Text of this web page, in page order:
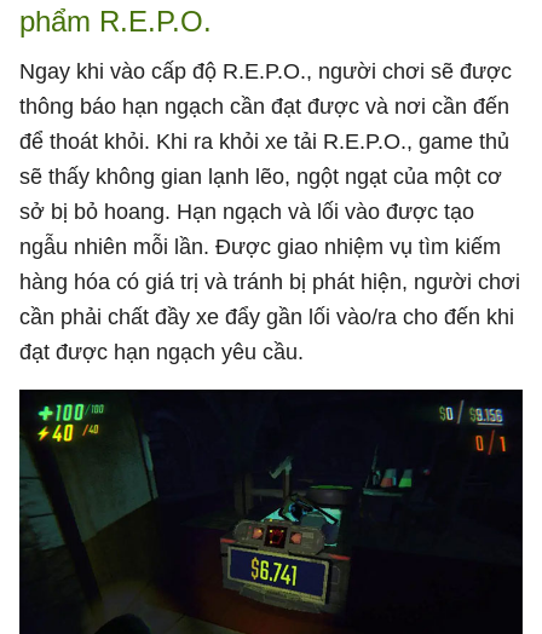
phẩm R.E.P.O.
Ngay khi vào cấp độ R.E.P.O., người chơi sẽ được
thông báo hạn ngạch cần đạt được và nơi cần đến
để thoát khỏi. Khi ra khỏi xe tải R.E.P.O., game thủ
sẽ thấy không gian lạnh lẽo, ngột ngạt của một cơ
sở bị bỏ hoang. Hạn ngạch và lối vào được tạo
ngẫu nhiên mỗi lần. Được giao nhiệm vụ tìm kiếm
hàng hóa có giá trị và tránh bị phát hiện, người chơi
cần phải chất đầy xe đẩy gần lối vào/ra cho đến khi
đạt được hạn ngạch yêu cầu.